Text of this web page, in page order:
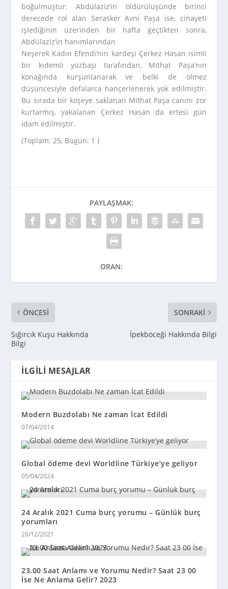
boğulmuştur. Abdülaziz’in öldürülüşünde birinci
derecede rol alan Serasker Avni Paşa ise, cinayeti
işlediğinin üzerinden bir hafta geçtikten sonra,
Abdülaziz’in hanımlarından
Neşerek Kadın Efendi’nin kardeşi Çerkez Hasan isimli
bir kıdemli yüzbaşı tarafından, Mithat Paşa’nın
konağında kurşunlanarak ve belki de ölmez
düşüncesiyle defalarca hançerlenerek yok edilmiştir.
Bu sırada bir köşeye saklanan Mithat Paşa canını zor
kurtarmış, yakalanan Çerkez Hasan da ertesi gün
idam edilmiştir.
(Toplam: 25, Bugün: 1 )
PAYLAŞMAK:
ORAN:
ÖNCESI
Sığırcık Kuşu Hakkında
Bilgi
SONRAKI
İpekböceği Hakkında Bilgi
İLGILI MESAJLAR
Modern Buzdolabı Ne zaman İcat Edildi
07/04/2014
Global ödeme devi Worldline Türkiye’ye geliyor
05/04/2024
24 Aralık 2021 Cuma burç yorumu – Günlük burç
yorumları
26/12/2021
23.00 Saat Anlamı ve Yorumu Nedir? Saat 23 00
İse Ne Anlama Gelir? 2023